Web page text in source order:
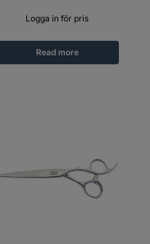
Logga in för pris
Read more